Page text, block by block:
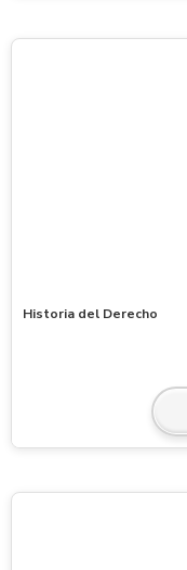
Historia del Derecho